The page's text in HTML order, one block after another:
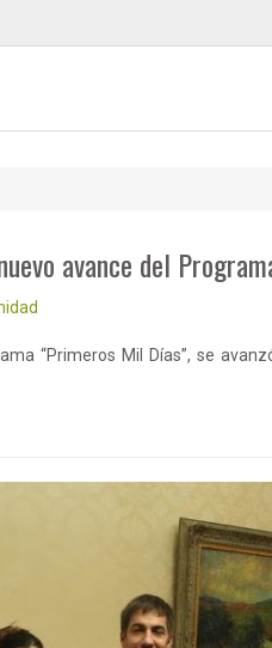
avance del
“Primeros Mil Días”, se